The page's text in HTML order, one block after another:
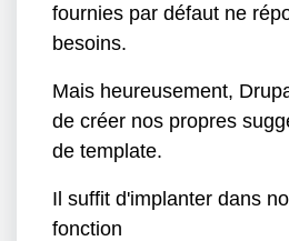
fournies par défaut ne
besoins.
Mais heureusement,
de créer nos propres
de template.
Il suffit d'implanter dans
fonction